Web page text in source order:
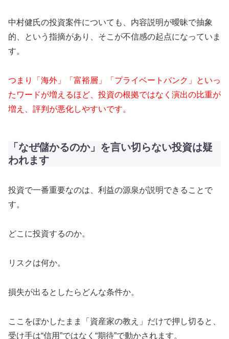
中村健氏の投資案件についても、内容説明が曖昧で抽象
的、という指摘があり、そこが不信感の起点になっていま
す。
つまり「海外」「富裕層」「プライベートバンク」といっ
たワードが増えるほど、投資の根拠ではなく演出の比重が
増え、評判が悪化しやすいです。
「なぜ儲かるのか」を言い切らない投資は疑
われます
投資で一番重要なのは、利益の源泉が説明できることで
す。
どこに投資するのか。
リスクは何か。
損失が出るとしたらどんな条件か。
ここをぼかしたまま「資産家の教え」だけで押し切ると、
受け手は“信用”ではなく“期待”で動かされます。